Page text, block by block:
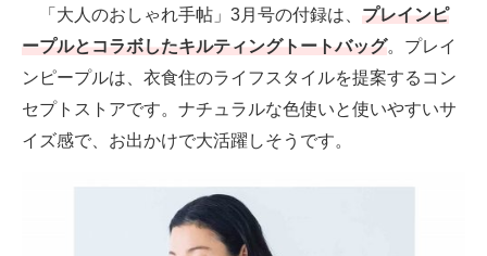
「大人のおしゃれ手帖」3月号の付録は、 プレインピ
ープルとコラボしたキルティングトートバッグ。プレイ
ンピープルは、衣食住のライフスタイルを提案するコン
セプトストアです。ナチュラルな色使いと使いやすいサ
イズ感で、お出かけで大活躍しそうです。